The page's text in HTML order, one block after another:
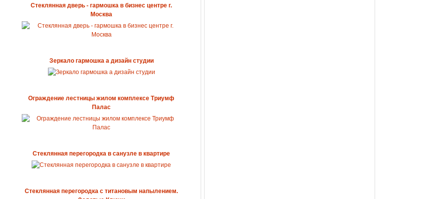
Стеклянная дверь - гармошка в бизнес центре г.
Москва
Зеркало гармошка а дизайн студии
Ограждение лестницы жилом комплексе Триумф
Палас
Стеклянная перегородка в санузле в квартире
Стеклянная перегородка с титановым напылением.